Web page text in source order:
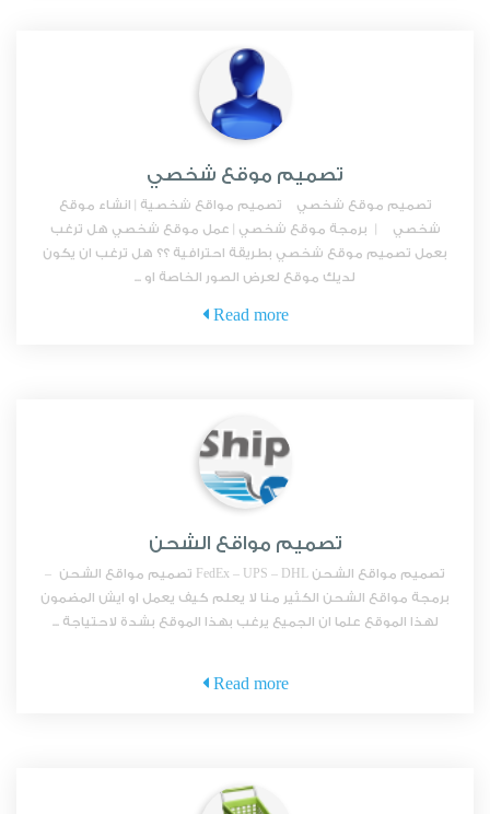
تصميم موقع شخصي
تصميم موقع شخصي تصميم مواقع شخصية | انشاء موقع
شخصي | برمجة موقع شخصي | عمل موقع شخصي هل ترغب
بعمل تصميم موقع شخصي بطريقة احترافية ؟؟ هل ترغب ان يكون
لديك موقع لعرض الصور الخاصة او ...
Read more
تصميم مواقع الشحن
تصميم مواقع الشحن FedEx – UPS – DHL تصميم مواقع الشحن –
برمجة مواقع الشحن الكثير منا لا يعلم كيف يعمل او ايش المضمون
لهذا الموقع علما ان الجميع يرغب بهذا الموقع بشدة لاحتياجة ...
Read more